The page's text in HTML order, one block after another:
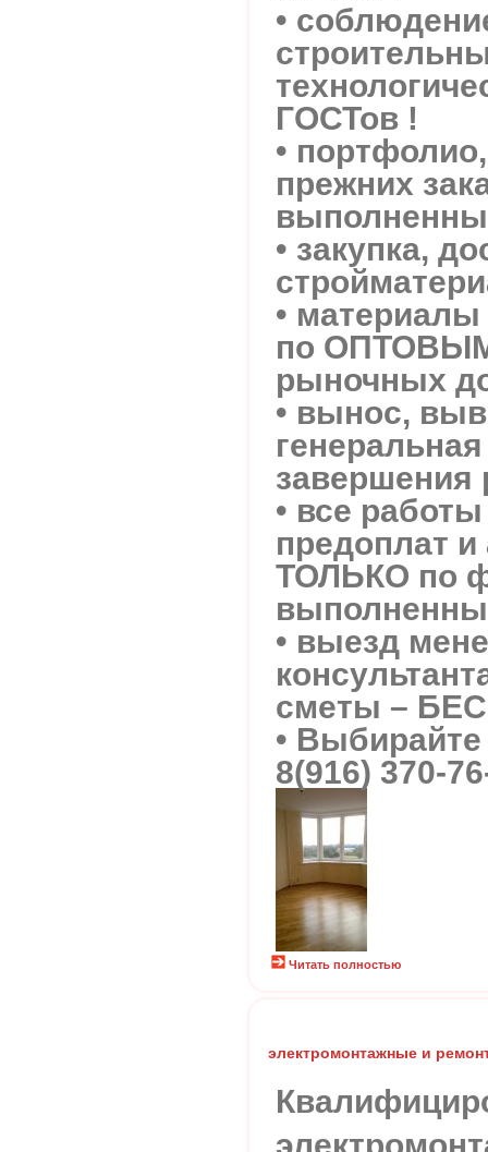
•
ГОСТов !
•
прежних
• закупка,
• материалы
по
рыночных
• вынос,
завершения
• все
предоплат и
ТОЛЬКО по
• выезд
сметы –
•
8(916) 370-
Читать полностью
электромонтажные и